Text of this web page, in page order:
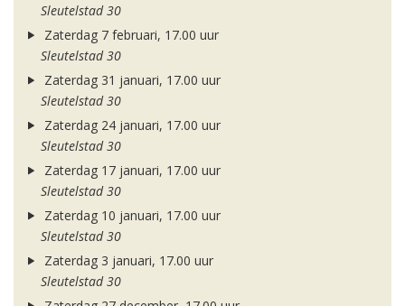
Sleutelstad 30
Zaterdag 7 februari, 17.00 uur
Sleutelstad 30
Zaterdag 31 januari, 17.00 uur
Sleutelstad 30
Zaterdag 24 januari, 17.00 uur
Sleutelstad 30
Zaterdag 17 januari, 17.00 uur
Sleutelstad 30
Zaterdag 10 januari, 17.00 uur
Sleutelstad 30
Zaterdag 3 januari, 17.00 uur
Sleutelstad 30